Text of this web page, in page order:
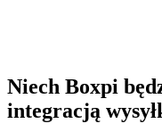
Niech Boxpi
integracją